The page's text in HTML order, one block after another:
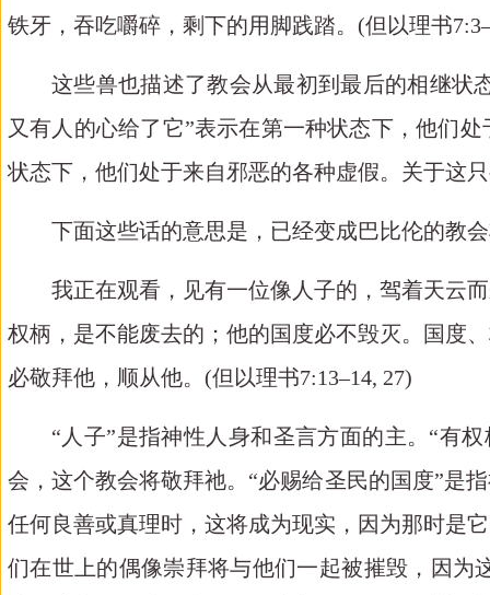
铁牙，吞吃嚼碎， 剩下的用脚践踏。 (但以理书
这些兽也描述了教会从最初到最后的相继状
又有人的心给了它”表示在第一种状态下，他们
状态下，他们处于来自邪恶的各种虚假。关于这
下面这些话的意思是，已经变成巴比伦的教
我正在观看， 见有一位像人子的，驾着天云
权柄，是不能废去的；他的国度必不毁灭。国度
必敬拜他，顺从他。 (但以理书7:13–14, 27)
“人子”是指神性人身和圣言方面的主。“有权
会，这个教会将敬拜祂。“必赐给圣民的国度”是
任何良善或真理时，这将成为现实，因为那时是
们在世上的偶像崇拜将与他们一起被摧毁，因